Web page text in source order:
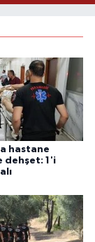
hastane
dehşet: 1'i